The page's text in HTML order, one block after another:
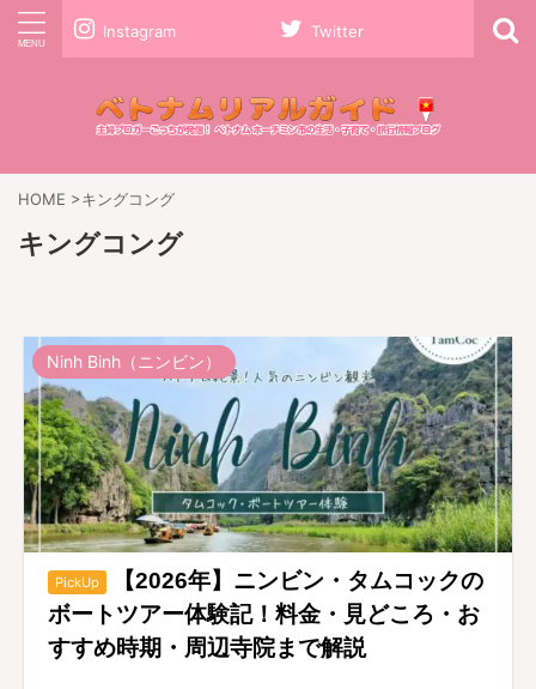
Instagram Twitter
HOME >キングコング
キングコング
Ninh Binh（ニンビン）
PickUp
【2026年】ニンビン・タムコックの
ボートツアー体験記！料金・見どころ・お
すすめ時期・周辺寺院まで解説